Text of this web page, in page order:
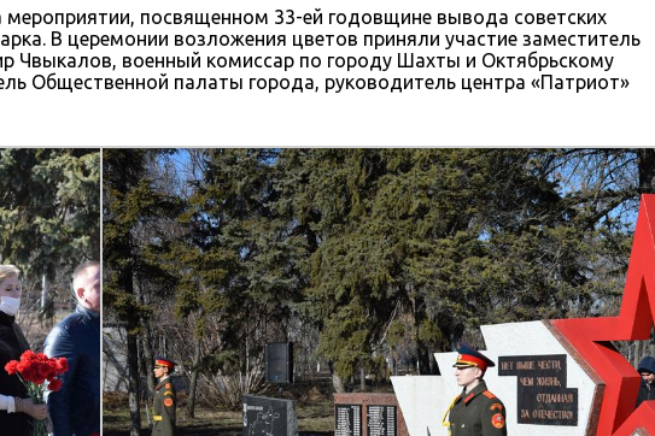
посвященном 33-ей годовщине вывода советских
В церемонии возложения цветов приняли участие заместитель
Чвыкалов, военный комиссар по городу Шахты и Октябрьскому
Общественной палаты города, руководитель центра «Патриот»